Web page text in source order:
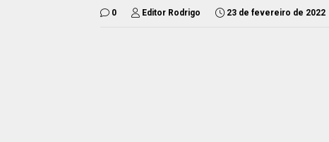
0 Editor Rodrigo 23 de fevereiro de 2022